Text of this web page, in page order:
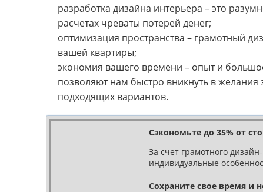
разработка дизайна интерьера – это
расчетах чреваты потерей денег;
оптимизация пространства – грамотный
вашей квартиры;
экономия вашего времени – опыт и
позволяют нам быстро вникнуть в желания
подходящих вариантов.
Сэкономьте до 35% от
За счет грамотного
индивидуальные
Сохраните свое время и